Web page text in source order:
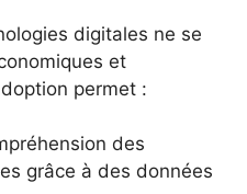
digitales ne se
et
permet :
des
grâce à des données